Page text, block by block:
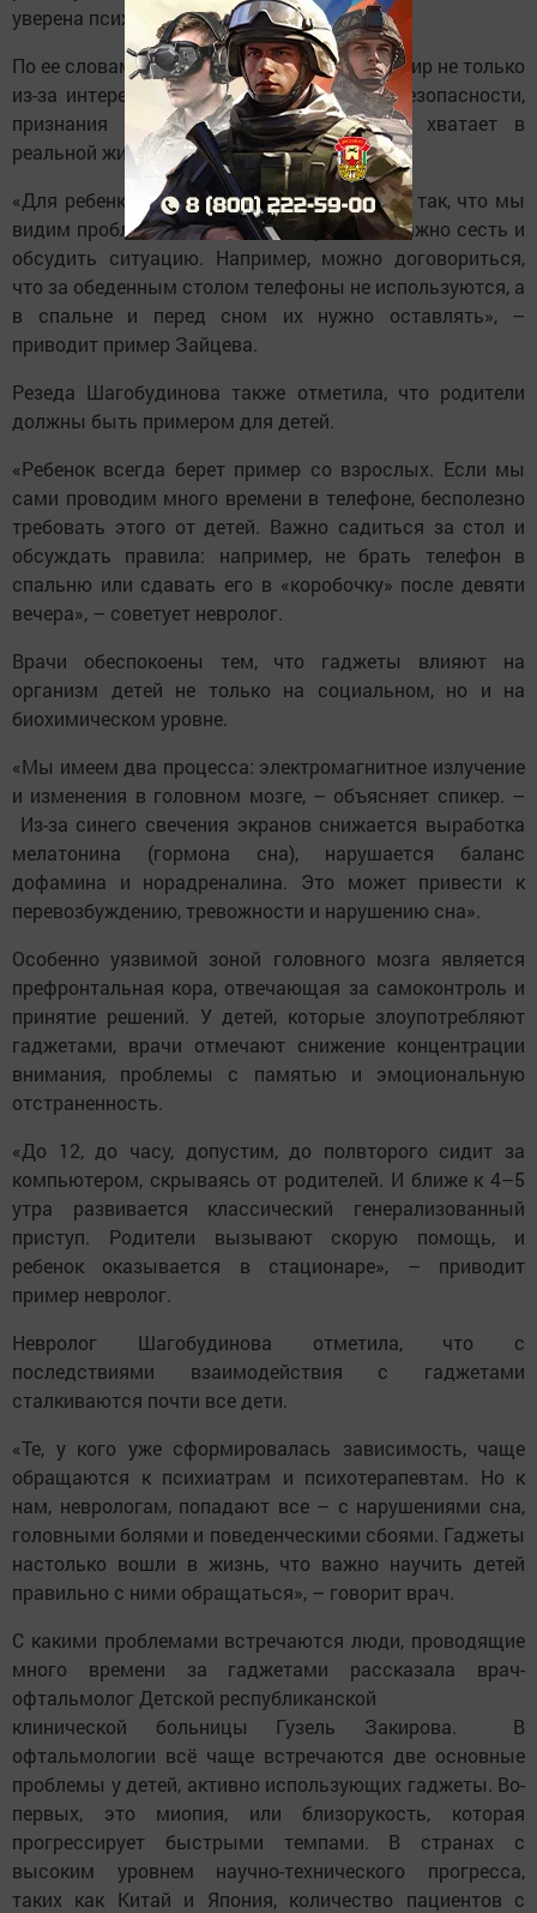
уверена психолог.
По ее словам, дети уходят в виртуальный мир не только
из-за интереса к играм, но и в поисках безопасности,
признания и контроля, которых им не хватает в
реальной жизни.
«Для ребенка очень важны правила. Но не так, что мы
видим проблемы и начинаем их решать. Важно сесть и
обсудить ситуацию. Например, можно договориться,
что за обеденным столом телефоны не используются, а
в спальне и перед сном их нужно оставлять», –
приводит пример Зайцева.
Резеда Шагобудинова также отметила, что родители
должны быть примером для детей.
«Ребенок всегда берет пример со взрослых. Если мы
сами проводим много времени в телефоне, бесполезно
требовать этого от детей. Важно садиться за стол и
обсуждать правила: например, не брать телефон в
спальню или сдавать его в «коробочку» после девяти
вечера», – советует невролог.
Врачи обеспокоены тем, что гаджеты влияют на
организм детей не только на социальном, но и на
биохимическом уровне.
«Мы имеем два процесса: электромагнитное излучение
и изменения в головном мозге, – объясняет спикер. –
Из-за синего свечения экранов снижается выработка
мелатонина (гормона сна), нарушается баланс
дофамина и норадреналина. Это может привести к
перевозбуждению, тревожности и нарушению сна».
Особенно уязвимой зоной головного мозга является
префронтальная кора, отвечающая за самоконтроль и
принятие решений. У детей, которые злоупотребляют
гаджетами, врачи отмечают снижение концентрации
внимания, проблемы с памятью и эмоциональную
отстраненность.
«До 12, до часу, допустим, до полвторого сидит за
компьютером, скрываясь от родителей. И ближе к 4–5
утра развивается классический генерализованный
приступ. Родители вызывают скорую помощь, и
ребенок оказывается в стационаре», – приводит
пример невролог.
Невролог Шагобудинова отметила, что с
последствиями взаимодействия с гаджетами
сталкиваются почти все дети.
«Те, у кого уже сформировалась зависимость, чаще
обращаются к психиатрам и психотерапевтам. Но к
нам, неврологам, попадают все – с нарушениями сна,
головными болями и поведенческими сбоями. Гаджеты
настолько вошли в жизнь, что важно научить детей
правильно с ними обращаться», – говорит врач.
С какими проблемами встречаются люди, проводящие
много времени за гаджетами рассказала врач-
офтальмолог Детской республиканской
клинической больницы Гузель Закирова. В
офтальмологии всё чаще встречаются две основные
проблемы у детей, активно использующих гаджеты. Во-
первых, это миопия, или близорукость, которая
прогрессирует быстрыми темпами. В странах с
высоким уровнем научно-технического прогресса,
таких как Китай и Япония, количество пациентов с